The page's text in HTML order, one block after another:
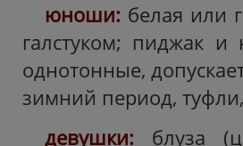
юноши: белая или
галстуком; пиджак и
однотонные,
зимний период,
девушки:
блуза